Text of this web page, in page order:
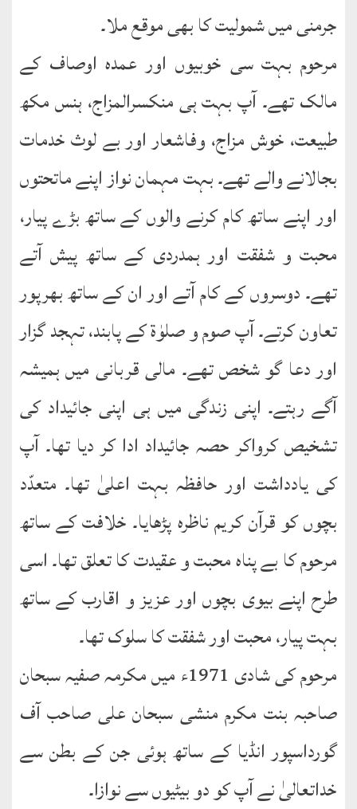
جرمنی میں شمولیت کا بھی موقع ملا۔
مرحوم بہت سی خوبیوں اور عمدہ اوصاف کے
مالک تھے۔ آپ بہت ہی منکسرالمزاج، ہنس مکھ
طبیعت، خوش مزاج، وفاشعار اور بے لوث خدمات
بجالانے والے تھے۔ بہت مہمان نواز اپنے ماتحتوں
اور اپنے ساتھ کام کرنے والوں کے ساتھ بڑے پیار،
محبت و شفقت اور ہمدردی کے ساتھ پیش آتے
تھے۔ دوسروں کے کام آتے اور ان کے ساتھ بھرپور
تعاون کرتے۔ آپ صوم و صلوٰۃ کے پابند، تہجد گزار
اور دعا گو شخص تھے۔ مالی قربانی میں ہمیشہ
آگے رہتے۔ اپنی زندگی میں ہی اپنی جائیداد کی
تشخیص کرواکر حصہ جائیداد ادا کر دیا تھا۔ آپ
کی یادداشت اور حافظہ بہت اعلیٰ تھا۔ متعدّد
بچوں کو قرآن کریم ناظرہ پڑھایا۔ خلافت کے ساتھ
مرحوم کا بے پناہ محبت و عقیدت کا تعلق تھا۔ اسی
طرح اپنے بیوی بچوں اور عزیز و اقارب کے ساتھ
بہت پیار، محبت اور شفقت کا سلوک تھا۔
مرحوم کی شادی 1971ء میں مکرمہ صفیہ سبحان
صاحبہ بنت مکرم منشی سبحان علی صاحب آف
گورداسپور انڈیا کے ساتھ ہوئی جن کے بطن سے
خداتعالیٰ نے آپ کو دو بیٹیوں سے نوازا۔